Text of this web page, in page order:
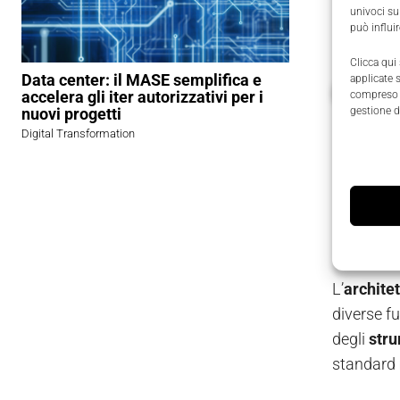
univoci
può
Clicca qui
applicate
gestione
Data center: il MASE semplifica e
accelera gli iter autorizzativi per i
nuovi progetti
Digital Transformation
I
Il
L’
diverse
degli
standard